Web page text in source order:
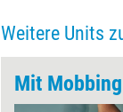
Weitere Units
Mit